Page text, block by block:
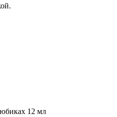
12 мл